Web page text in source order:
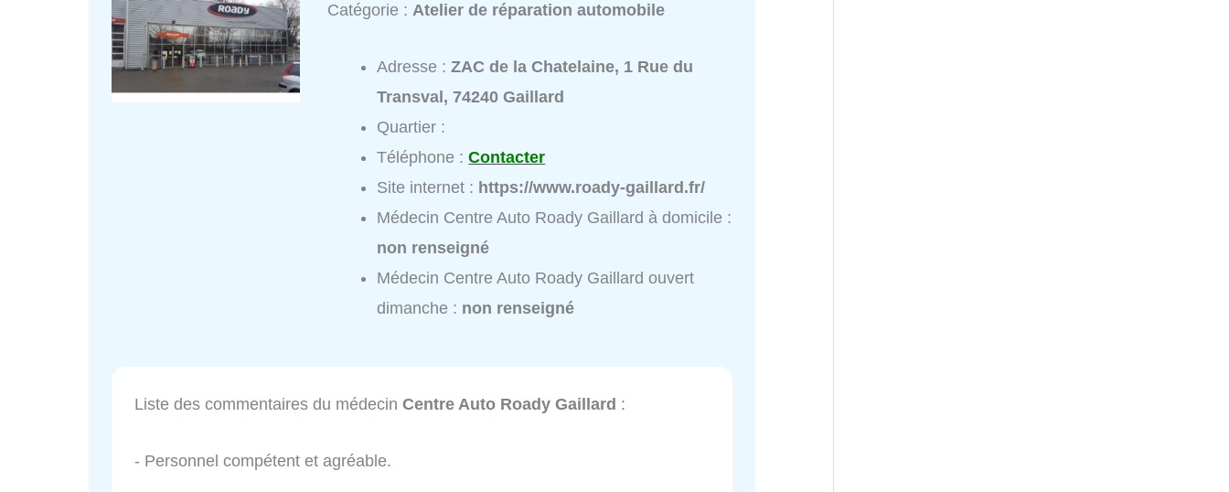
Catégorie :Atelier de réparation automobile
Adresse :ZAC de la Chatelaine, 1 Rue du
Transval, 74240 Gaillard
Quartier :
Téléphone :Contacter
Site internet : https://www.roady-gaillard.fr/
Médecin Centre Auto Roady Gaillard à domicile :
non renseigné
Médecin Centre Auto Roady Gaillard ouvert
dimanche : non renseigné
Liste des commentaires du médecin Centre Auto Roady Gaillard :
- Personnel compétent et agréable.